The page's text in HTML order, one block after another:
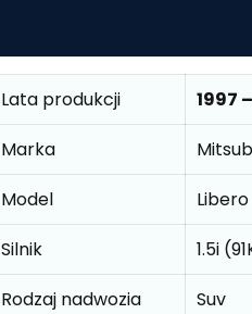
Lata produkcji
1997
Marka
Model
Libero
Silnik
1.5i
Rodzaj nadwozia
Suv